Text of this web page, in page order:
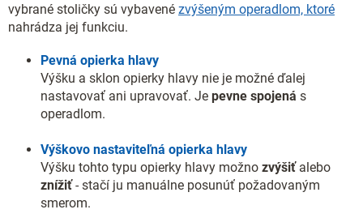
vybrané stoličky sú vybavené zvýšeným operadlom, ktoré
nahrádza jej funkciu.
Pevná opierka hlavy
Výšku a sklon opierky hlavy nie je možné ďalej
nastavovať ani upravovať. Je pevne spojená s
operadlom.
Výškovo nastaviteľná opierka hlavy
Výšku tohto typu opierky hlavy možno zvýšiťalebo
znížiť- stačí ju manuálne posunúť požadovaným
smerom.